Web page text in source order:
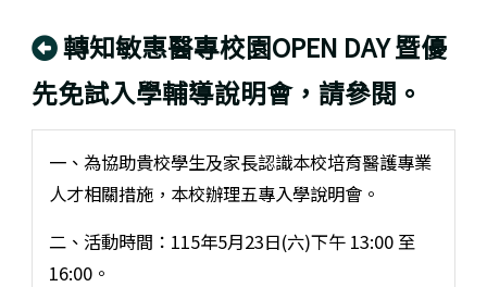
回上頁
轉知敏惠醫專校園OPEN DAY 暨優
先免試入學輔導說明會，請參閱。
一、為協助貴校學生及家長認識本校培育醫護專業
人才相關措施，本校辦理五專入學說明會。
二、活動時間：115年5月23日(六)下午 13:00 至
16:00。